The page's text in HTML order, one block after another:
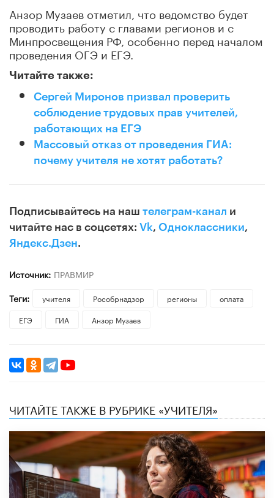
Анзор Музаев отметил, что ведомство будет
проводить работу с главами регионов и с
Минпросвещения РФ, особенно перед началом
проведения ОГЭ и ЕГЭ.
Читайте также:
Сергей Миронов призвал проверить
соблюдение трудовых прав учителей,
работающих на ЕГЭ
Массовый отказ от проведения ГИА:
почему учителя не хотят работать?
Подписывайтесь на наш телеграм-канал и
читайте нас в соцсетях: Vk, Одноклассники,
Яндекс.Дзен.
Источник: ПРАВМИР
Теги:
учителя Рособрнадзор регионы
оплата
ЕГЭ
ГИА Анзор Музаев
ЧИТАЙТЕ ТАКЖЕ В РУБРИКЕ «УЧИТЕЛЯ»